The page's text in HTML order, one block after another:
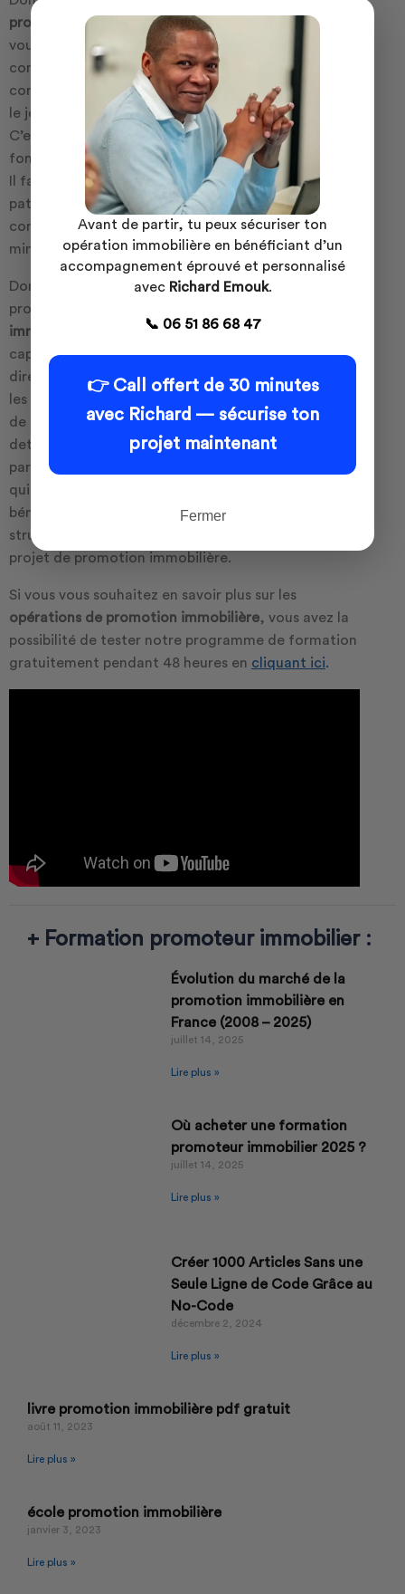
programme immobilierque vous souhaitez lancer
vous choisissez de créer une société civile de
construction vente. Et cette société civile de
construction vente,vous l’avez conçu en nom propre
le jour où vous allez être en défaut de paiement.
C’est-à-dire que votre opération ne va pas
fonctionner exactement comme vous l’avez espéré.
Il faut savoir que vous allez être endetté sur votre
patrimoine personnel.Donc il est très important de
comprendre quelles sont les structures à pour
minimiser son risque personnel.
Donc, si on veut résumer très simplement lorsqu’un
promoteur lance une
immobilière
il va être extrêmement alerté par la
capacité commerciale de son opération ,c’est-à-
dire sa capacité à sortir les lots de son opération à
les commercialiser et il va être très attentif à partir
de quel moment il aura remboursé l’intégralité des
dettes qu’il a engagé dans cette opération et à
partir de ce moment-là il sera que les prochains lots
qui va commercialiser vont être pour lui ses
bénéfices. Ensuite il va aussi très attention à la
structure juridique qu’il va adopter pour lancer son
projet de promotion immobilière.
Si vous vous souhaitez en savoir plus sur les
opérations de promotion immobilière, vous avez la
possibilité de tester notre programme de formation
gratuitement pendant 48 heures en cliquant ici.
+ Formation promoteur immobilier :
Évolution du marché de la
promotion immobilière en
France (2008 – 2025)
juillet 14, 2025
Lire plus »
Où acheter une formation
promoteur immobilier 2025 ?
juillet 14, 2025
Lire plus »
Créer 1000 Articles Sans une
Seule Ligne de Code Grâce au
No-Code
décembre 2, 2024
Lire plus »
livre promotion immobilière pdf gratuit
août 11, 2023
Lire plus »
école promotion immobilière
janvier 3, 2023
Lire plus »
Avant de partir, tu peux sécuriser ton
opération immobilière en bénéficiant d’un
accompagnement éprouvé et personnalisé
avec Richard Emouk.
📞 06 51 86 68 47
👉 Call offert de 30 minutes
avec Richard — sécurise ton
projet maintenant
Fermer